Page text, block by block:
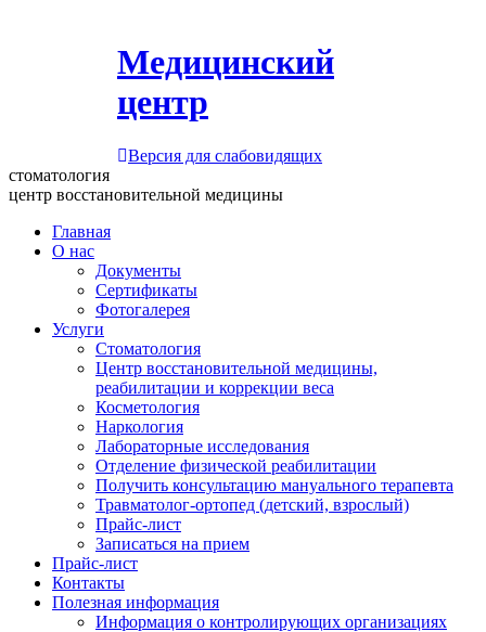
Медицинский
центр
Версия для слабовидящих
стоматология
центр восстановительной медицины
Главная
О нас
Документы
Сертификаты
Фотогалерея
Услуги
Стоматология
Центр восстановительной медицины,
реабилитации и коррекции веса
Косметология
Наркология
Лабораторные исследования
Отделение физической реабилитации
Получить консультацию мануального терапевта
Травматолог-ортопед (детский, взрослый)
Прайс-лист
Записаться на прием
Прайс-лист
Контакты
Полезная информация
Информация о контролирующих организациях